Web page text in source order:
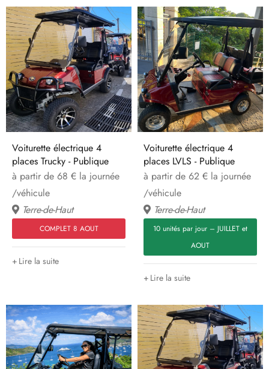
à partir de 68 € la journée
/véhicule
Terre-de-Haut
COMPLET 8 AOUT
Voiturette électrique 4
places Trucky - Publique
Lire la suite
à partir de 62 € la journée
/véhicule
Terre-de-Haut
10 unités par jour – JUILLET et
AOUT
Voiturette électrique 4
places LVLS - Publique
Lire la suite